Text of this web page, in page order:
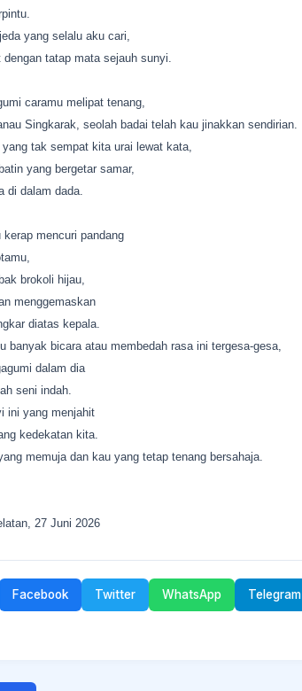
yang selalu aku cari,
dengan tatap mata sejauh sunyi.
caramu melipat tenang,
Singkarak, seolah badai telah kau jinakkan sendirian.
tak sempat kita urai lewat kata,
yang bergetar samar,
di dalam dada.
kerap mencuri pandang
brokoli hijau,
menggemaskan
diatas kepala.
banyak bicara atau membedah rasa ini tergesa-gesa,
dalam dia
seni indah.
ini yang menjahit
kedekatan kita.
memuja dan kau yang tetap tenang bersahaja.
27 Juni 2026
Facebook Twitter WhatsApp Telegram